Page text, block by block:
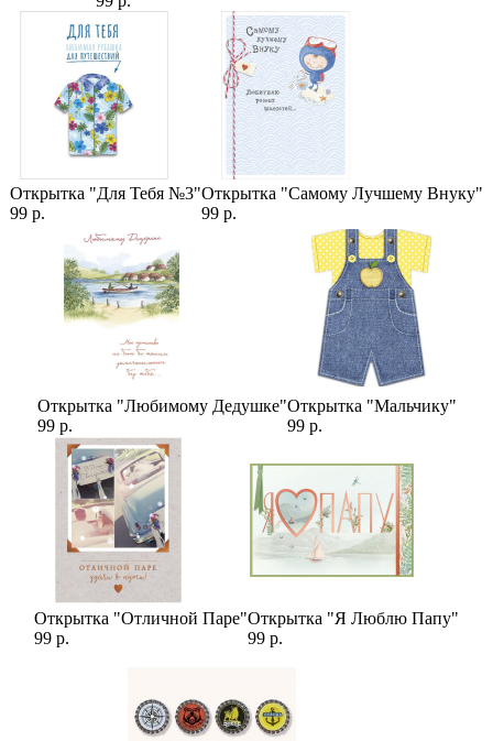
Открытка "Для Тебя №3"
99 р.
Открытка "Самому Лучшему Внуку"
99 р.
Открытка "Любимому Дедушке"
99 р.
Открытка "Мальчику"
99 р.
Открытка "Отличной Паре"
99 р.
Открытка "Я Люблю Папу"
99 р.